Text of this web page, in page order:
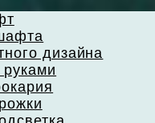
дизайна